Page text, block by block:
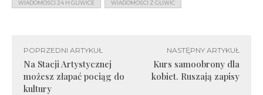
WIADOMOŚCI 24 H GLIWICE WIADOMOŚCI Z GLIWIC
POPRZEDNI ARTYKUŁ
Na Stacji Artystycznej
możesz złapać pociąg do
kultury
NASTĘPNY ARTYKUŁ
Kurs samoobrony dla
kobiet. Ruszają zapisy